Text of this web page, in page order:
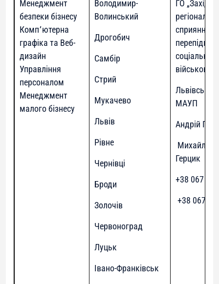
Менеджмент
безпеки бізнесу
Комп՚ютерна
графіка та Веб-
дизайн
Управління
персоналом
Менеджмент
малого бізнесу
Володимир-
Волинський
Дрогобич
Самбір
Стрий
Мукачево
Львів
Рівне
Чернівці
Броди
Золочів
Червоноград
Луцьк
Івано-Франківськ
ГО
сприяння
соціальній
Львівський
МАУП
Андрій
Михайло
Герцик
+38 067
+38 067